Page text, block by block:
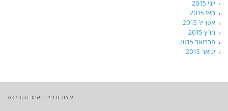
יוני 2015
מאי 2015
אפריל 2015
מרץ 2015
פברואר 2015
ינואר 2015
עיצוב ובניית האתר סטודיוok